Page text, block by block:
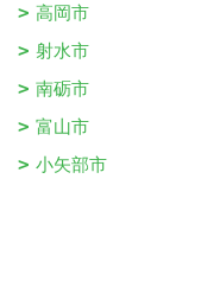
高岡市
射水市
南砺市
富山市
小矢部市